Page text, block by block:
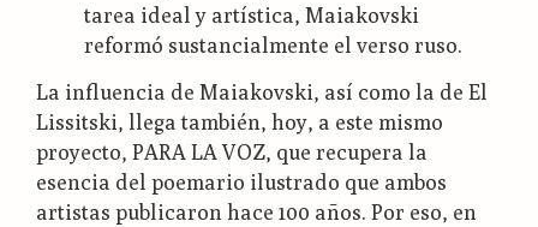
tarea ideal y artística, Maiakovski
reformó sustancialmente el verso ruso.
La influencia de Maiakovski, así como la de El
Lissitski, llega también, hoy, a este mismo
proyecto, PARA LA VOZ, que recupera la
esencia del poemario ilustrado que ambos
artistas publicaron hace 100 años. Por eso, en